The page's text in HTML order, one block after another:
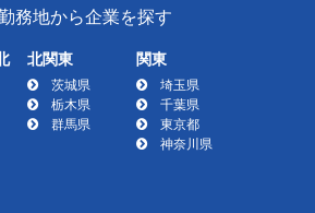
務地から企業を探す
北関東
茨城県
栃木県
群馬県
関東
埼玉県
千葉県
東京都
神奈川県